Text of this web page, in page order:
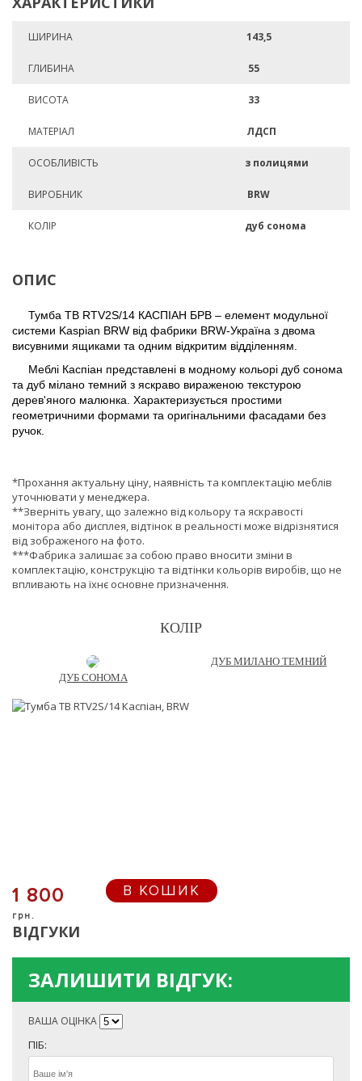
ШИРИНА 143,5
ГЛИБИНА 55
ВИСОТА 33
МАТЕРІАЛ ЛДСП
ОСОБЛИВІСТЬ з полицями
ВИРОБНИК BRW
КОЛІР дуб сонома
ОПИС
Тумба ТВ RTV2S/14 КАСПІАН БРВ – елемент модульної
системи Kaspian BRW від фабрики BRW-Україна з двома
висувними ящиками та одним відкритим відділенням.
Меблі Каспіан представлені в модному кольорі дуб сонома
та дуб мілано темний з яскраво вираженою текстурою
дерев'яного малюнка. Характеризується простими
геометричними формами та оригінальними фасадами без
ручок.
*Прохання актуальну ціну, наявність та комплектацію меблів
уточнювати у менеджера.
**Зверніть увагу, що залежно від кольору та яскравості
монітора або дисплея, відтінок в реальності може відрізнятися
від зображеного на фото.
***Фабрика залишає за собою право вносити зміни в
комплектацію, конструкцію та відтінки кольорів виробів, що не
впливають на їхнє основне призначення.
КОЛІР
ДУБ СОНОМА
ДУБ МИЛАНО ТЕМНИЙ
1 800
грн.
В КОШИК
ВІДГУКИ
ЗАЛИШИТИ ВІДГУК:
ВАША ОЦІНКА
ПІБ: